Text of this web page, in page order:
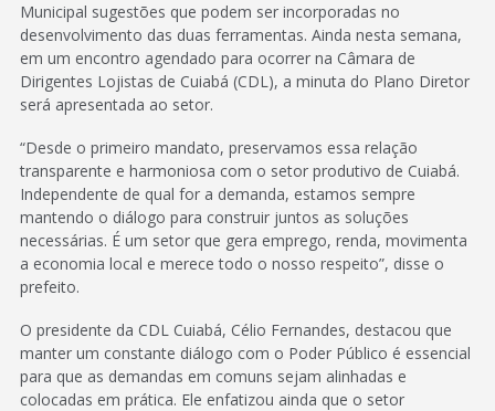
Municipal sugestões que podem ser incorporadas no
desenvolvimento das duas ferramentas. Ainda nesta semana,
em um encontro agendado para ocorrer na Câmara de
Dirigentes Lojistas de Cuiabá (CDL), a minuta do Plano Diretor
será apresentada ao setor.
“Desde o primeiro mandato, preservamos essa relação
transparente e harmoniosa com o setor produtivo de Cuiabá.
Independente de qual for a demanda, estamos sempre
mantendo o diálogo para construir juntos as soluções
necessárias. É um setor que gera emprego, renda, movimenta
a economia local e merece todo o nosso respeito”, disse o
prefeito.
O presidente da CDL Cuiabá, Célio Fernandes, destacou que
manter um constante diálogo com o Poder Público é essencial
para que as demandas em comuns sejam alinhadas e
colocadas em prática. Ele enfatizou ainda que o setor